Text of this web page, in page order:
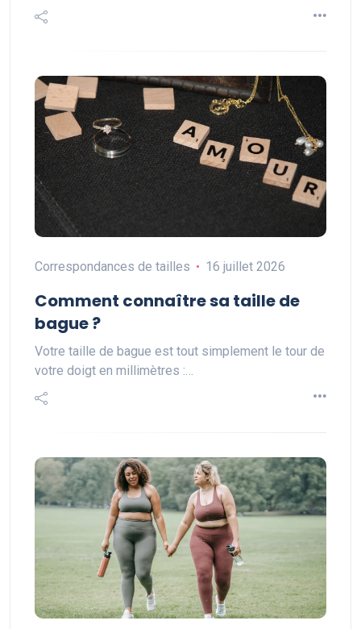
Correspondances de tailles 16 juillet 2026
Comment connaître sa taille de
bague ?
Votre taille de bague est tout simplement le tour de
votre doigt en millimètres :…